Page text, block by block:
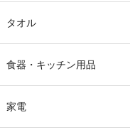
タオル
食器・キッチン用品
家電